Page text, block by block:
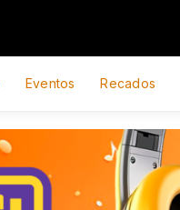
Eventos Recados